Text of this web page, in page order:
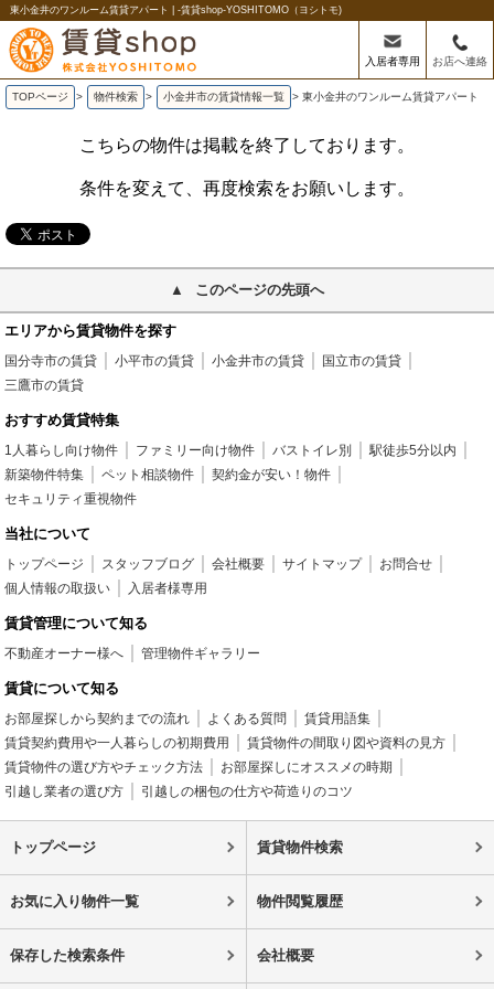
東小金井のワンルーム賃貸アパート | -賃貸shop-YOSHITOMO（ヨシトモ)
入居者専用 お店へ連絡
TOPページ > 物件検索 > 小金井市の賃貸情報一覧 > 東小金井のワンルーム賃貸アパート
こちらの物件は掲載を終了しております。
条件を変えて、再度検索をお願いします。
このページの先頭へ
エリアから賃貸物件を探す
国分寺市の賃貸 小平市の賃貸 小金井市の賃貸
国立市の賃貸
三鷹市の賃貸
おすすめ賃貸特集
1人暮らし向け物件 ファミリー向け物件 バストイレ別
駅徒歩5分以内
新築物件特集
ペット相談物件
契約金が安い！物件
セキュリティ重視物件
当社について
トップページ スタッフブログ 会社概要 サイトマップ
お問合せ
個人情報の取扱い
入居者様専用
賃貸管理について知る
不動産オーナー様へ 管理物件ギャラリー
賃貸について知る
お部屋探しから契約までの流れ よくある質問
賃貸用語集
賃貸契約費用や一人暮らしの初期費用
賃貸物件の間取り図や資料の見方
賃貸物件の選び方やチェック方法
お部屋探しにオススメの時期
引越し業者の選び方
引越しの梱包の仕方や荷造りのコツ
トップページ 賃貸物件検索
お気に入り物件一覧 物件閲覧履歴
保存した検索条件 会社概要